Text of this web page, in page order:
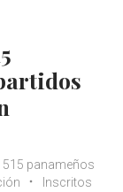
515 panameños
Inscritos